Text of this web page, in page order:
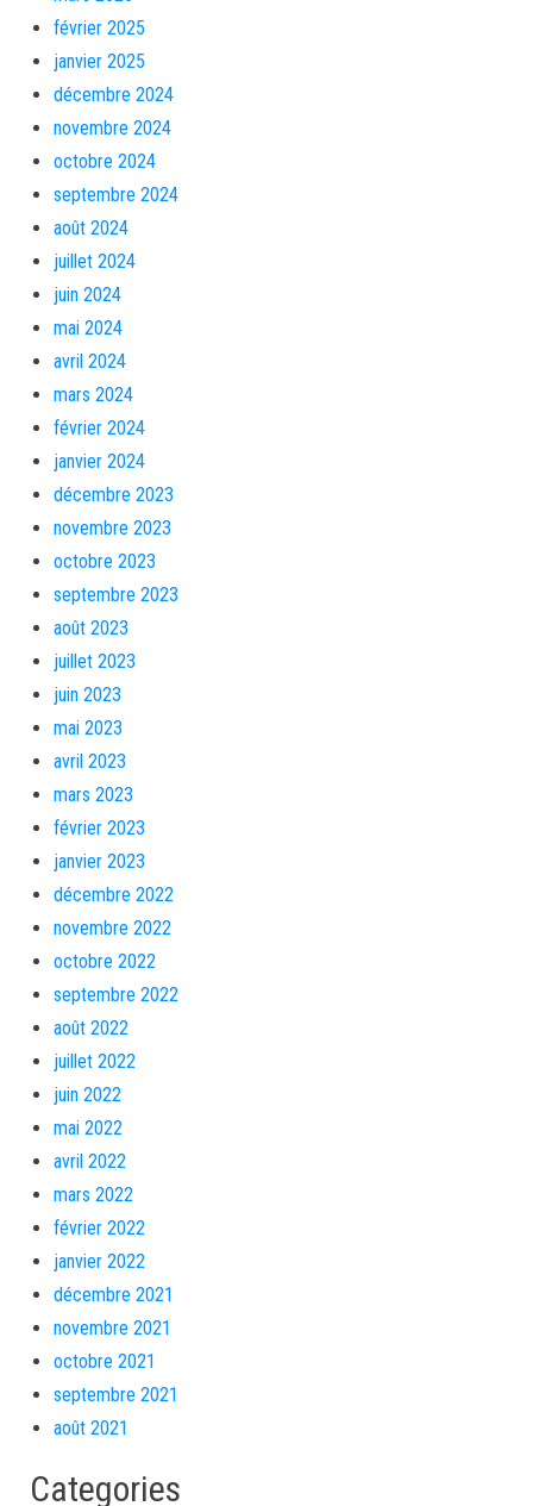
février 2025
janvier 2025
décembre 2024
novembre 2024
octobre 2024
septembre 2024
août 2024
juillet 2024
juin 2024
mai 2024
avril 2024
mars 2024
février 2024
janvier 2024
décembre 2023
novembre 2023
octobre 2023
septembre 2023
août 2023
juillet 2023
juin 2023
mai 2023
avril 2023
mars 2023
février 2023
janvier 2023
décembre 2022
novembre 2022
octobre 2022
septembre 2022
août 2022
juillet 2022
juin 2022
mai 2022
avril 2022
mars 2022
février 2022
janvier 2022
décembre 2021
novembre 2021
octobre 2021
septembre 2021
août 2021
Categories